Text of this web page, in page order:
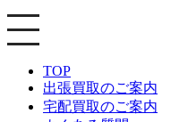
TOP
出張買取のご案内
宅配買取のご案内